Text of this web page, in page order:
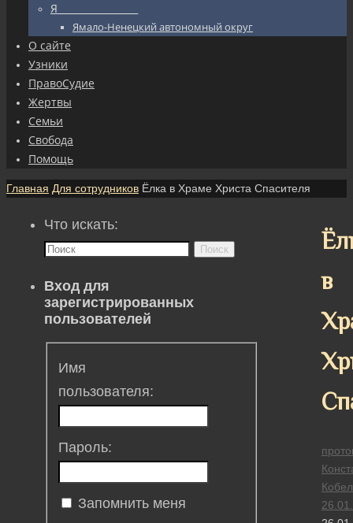
Я_________________
Ямало-Ненецкий автономный округ
О сайте
Узники
ПравоСудие
Жертвы
Семьи
Свобода
Помощь
Главная Для сотрудников Ёлка в Храме Христа Спасителя
в
Что искать:
Поиск
Вход для
зарегистрированных
пользователей
Имя
пользователя:
Пароль:
Запомнить меня